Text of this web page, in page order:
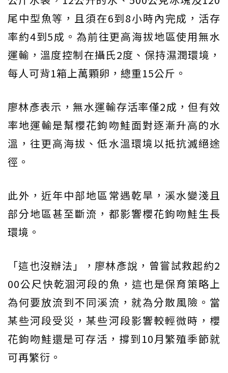
尾中型魚等，且須在6到8小時內完成，活存
率約4到5成。為前往更高海拔地區使用無水
運輸，溫度控制在攝氏2度、保持濕潤環境，
每人可背1箱上萬顆卵，總重15公斤。
廖林彥表示，無水運輸存活率僅2成，但有效
率地運輸是幫櫻花鉤吻鮭面對逐漸升高的水
溫，往更高海拔、低水溫環境以抵抗滅絕途
徑。
此外，近年中部地區常遇乾旱，溪水變淺且
部分地區甚至斷流，都影響櫻花鉤吻鮭生長
環境。
「這也沒辦法」，廖林彥說，曾嘗試救起約2
00公尺快乾涸河段的魚，這也是保育策略上
為何要放流到不同溪流，就為分散風險。當
某些河段受災，某些河段影響較輕微時，櫻
花鉤吻鮭還是可存活，撐到10月繁殖季節就
可再繁衍。